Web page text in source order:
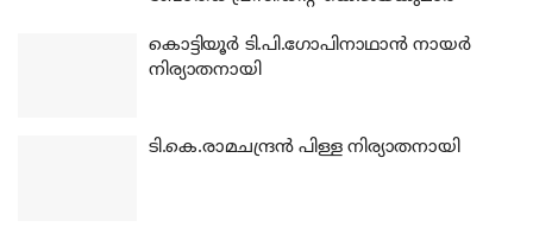
കൊട്ടിയൂര്‍ ടി.പി.ഗോപിനാഥാന്‍ നായര്‍
നിര്യാതനായി
ടി.കെ.രാമചന്ദ്രന്‍ പിള്ള നിര്യാതനായി